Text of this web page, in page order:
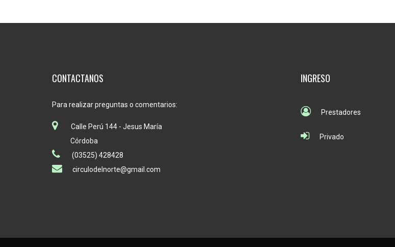
CONTACTANOS
Para realizar preguntas o comentarios:
Calle Perú 144 - Jesus María
Córdoba
(03525) 428428
circulodelnorte@gmail.com
INGRESO
Prestadores
Privado